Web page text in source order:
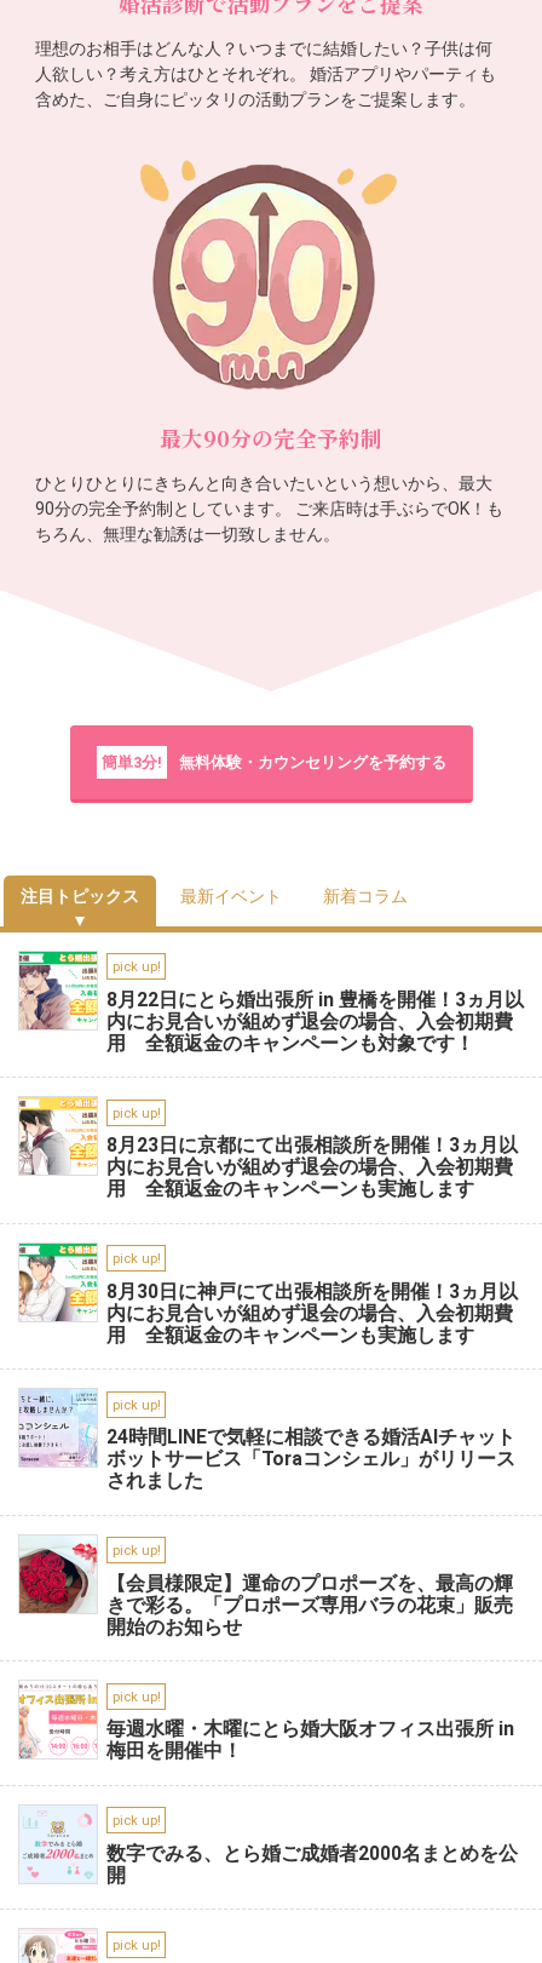
理想のお相手はどんな人？いつまでに結婚したい？子供は何
人欲しい？考え方はひとそれぞれ。 婚活アプリやパーティも
含めた、ご自身にピッタリの活動プランをご提案します。
最大90分の完全予約制
ひとりひとりにきちんと向き合いたいという想いから、最大
90分の完全予約制としています。 ご来店時は手ぶらでOK！も
ちろん、無理な勧誘は一切致しません。
簡単3分! 無料体験・カウンセリングを予約する
注目トピックス 最新イベント 新着コラム
pick up!
8月22日にとら婚出張所 in 豊橋を開催！3ヵ月以
内にお見合いが組めず退会の場合、入会初期費
用 全額返金のキャンペーンも対象です！
pick up!
8月23日に京都にて出張相談所を開催！3ヵ月以
内にお見合いが組めず退会の場合、入会初期費
用 全額返金のキャンペーンも実施します
pick up!
8月30日に神戸にて出張相談所を開催！3ヵ月以
内にお見合いが組めず退会の場合、入会初期費
用 全額返金のキャンペーンも実施します
pick up!
24時間LINEで気軽に相談できる婚活AIチャット
ボットサービス「Toraコンシェル」がリリース
されました
pick up!
【会員様限定】運命のプロポーズを、最高の輝
きで彩る。「プロポーズ専用バラの花束」販売
開始のお知らせ
pick up!
毎週水曜・木曜にとら婚大阪オフィス出張所 in
梅田を開催中！
pick up!
数字でみる、とら婚ご成婚者2000名まとめを公
開
pick up!